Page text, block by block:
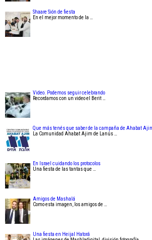
Shaare Sión de fiesta
En el mejor momento de la …
Video. Podemos seguir celebrando
Recordamos con un video el Berit …
Que más tenés que saber de la campaña de Ahabat
La Comunidad Ahabat Ajim de Lanús …
En Israel cuidando los protocolos
Una fiesta de las tantas que …
Amigos de Mashalá
Como esta imagen, los amigos de …
Una fiesta en Heijal Hatorá